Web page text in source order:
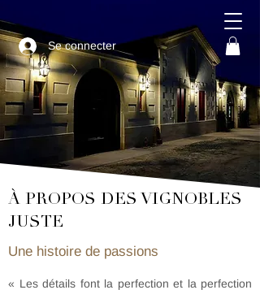
Se connecter
À PROPOS DES VIGNOBLES
JUSTE
Une histoire de passions
« Les détails font la perfection et la perfection